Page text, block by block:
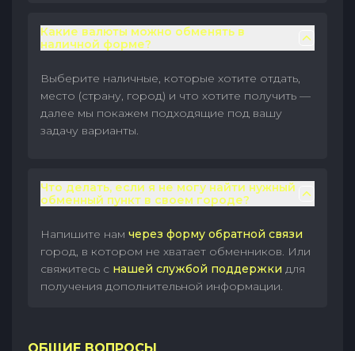
Какие валюты можно обменять в
наличной форме?
Выберите наличные, которые хотите отдать,
место (страну, город) и что хотите получить —
далее мы покажем подходящие под вашу
задачу варианты.
Что делать, если я не могу найти нужный
обменный пункт в своем городе?
Напишите нам через форму обратной связи
город, в котором не хватает обменников. Или
свяжитесь с нашей службой поддержки для
получения дополнительной информации.